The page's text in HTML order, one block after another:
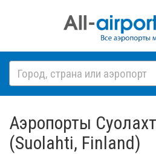
Аэропорты
(Suolahti, Finland)